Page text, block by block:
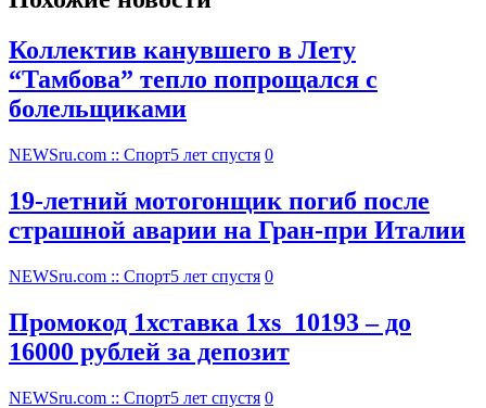
Коллектив канувшего в Лету
“Тамбова” тепло попрощался с
болельщиками
NEWSru.com :: Спорт5 лет спустя 0
19-летний мотогонщик погиб после
страшной аварии на Гран-при Италии
NEWSru.com :: Спорт5 лет спустя 0
Промокод 1хставка 1xs_10193 – до
16000 рублей за депозит
NEWSru.com :: Спорт5 лет спустя 0